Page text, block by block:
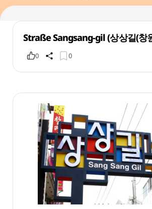
Straße Sangsang-gil (상상길(창
0 0